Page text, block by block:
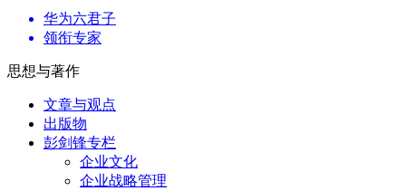
华为六君子
领衔专家
思想与著作
文章与观点
出版物
彭剑锋专栏
企业文化
企业战略管理